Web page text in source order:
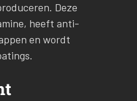
Deze
heeft anti-
en wordt